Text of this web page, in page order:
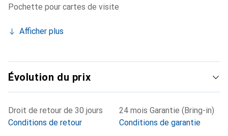
Pochette pour cartes de visite
Afficher plus
Évolution du prix
Droit de retour de 30 jours
Conditions de retour
24 mois Garantie (Bring-in)
Conditions de garantie